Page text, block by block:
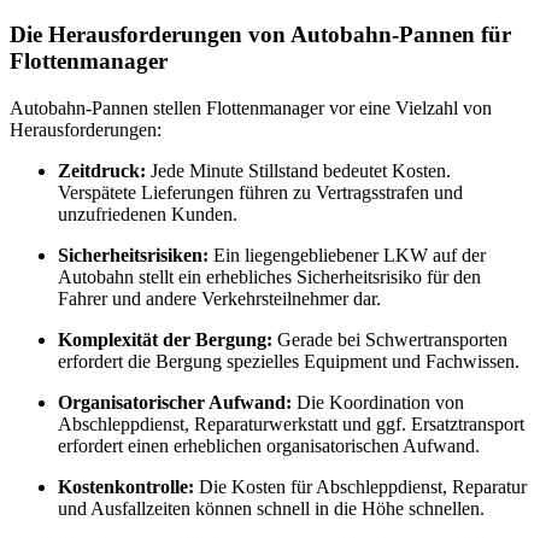
Die Herausforderungen von Autobahn-Pannen für
Flottenmanager
Autobahn-Pannen stellen Flottenmanager vor eine Vielzahl von
Herausforderungen:
Zeitdruck: Jede Minute Stillstand bedeutet Kosten.
Verspätete Lieferungen führen zu Vertragsstrafen und
unzufriedenen Kunden.
Sicherheitsrisiken: Ein liegengebliebener LKW auf der
Autobahn stellt ein erhebliches Sicherheitsrisiko für den
Fahrer und andere Verkehrsteilnehmer dar.
Komplexität der Bergung: Gerade bei Schwertransporten
erfordert die Bergung spezielles Equipment und Fachwissen.
Organisatorischer Aufwand: Die Koordination von
Abschleppdienst, Reparaturwerkstatt und ggf. Ersatztransport
erfordert einen erheblichen organisatorischen Aufwand.
Kostenkontrolle: Die Kosten für Abschleppdienst, Reparatur
und Ausfallzeiten können schnell in die Höhe schnellen.